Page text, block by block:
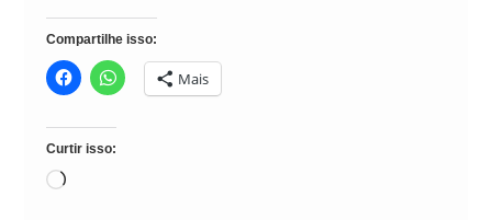
Compartilhe isso:
Mais
Curtir isso:
Carregando...